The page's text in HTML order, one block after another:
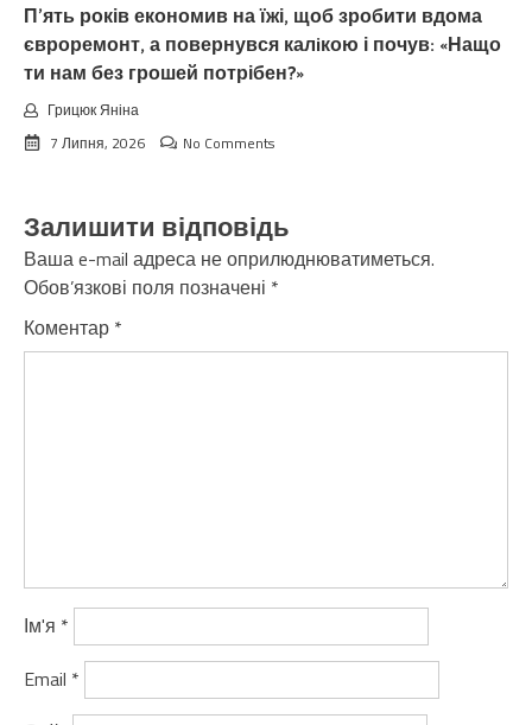
П’ять років економив на їжі, щоб зробити вдома
євроремонт, а повернувся калiкою і почув: «Нащо
ти нам без грошей потрібен?»
Грицюк Яніна
7 Липня, 2026
No Comments
Залишити відповідь
Ваша e-mail адреса не оприлюднюватиметься.
Обов’язкові поля позначені *
Коментар *
Ім'я *
Email *